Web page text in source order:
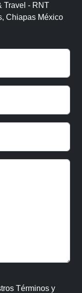
Travel - RNT
Chiapas México
Términos y